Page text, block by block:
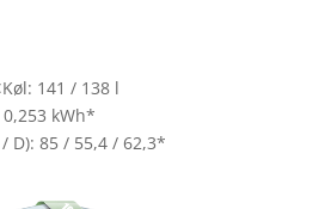
141 / 138 l
kWh*
D): 85 / 55,4 / 62,3*